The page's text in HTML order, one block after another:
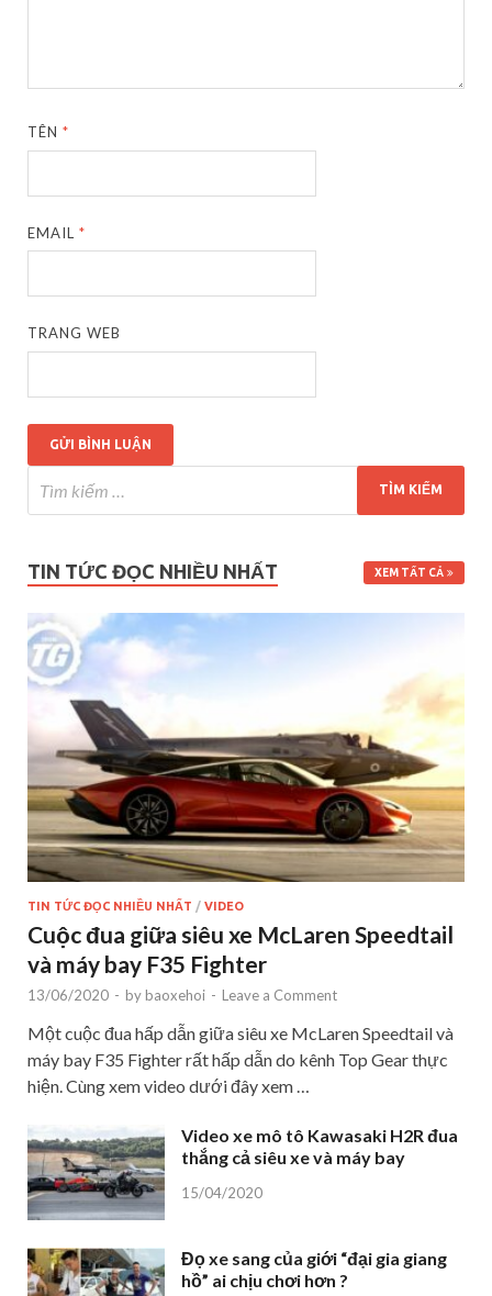
TÊN*
EMAIL*
TRANG WEB
TIN TỨC ĐỌC NHIỀU NHẤT XEM TẤT CẢ
TIN TỨC ĐỌC NHIỀU NHẤT / VIDEO
Cuộc đua giữa siêu xe McLaren Speedtail
và máy bay F35 Fighter
13/06/2020 - by baoxehoi - Leave a Comment
Một cuộc đua hấp dẫn giữa siêu xe McLaren Speedtail và
máy bay F35 Fighter rất hấp dẫn do kênh Top Gear thực
hiện. Cùng xem video dưới đây xem …
Video xe mô tô Kawasaki H2R đua
thắng cả siêu xe và máy bay
15/04/2020
Đọ xe sang của giới “đại gia giang
hồ” ai chịu chơi hơn ?